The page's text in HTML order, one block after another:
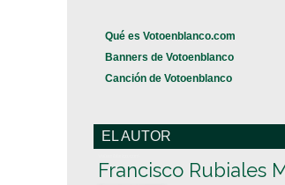
Qué es Votoenblanco.com
Banners de Votoenblanco
Canción de Votoenblanco
EL AUTOR
Francisco Rubiales